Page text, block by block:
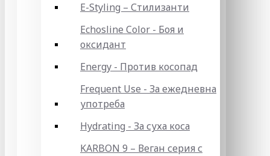
E-Styling – Стилизанти
Echosline Color - Боя и
оксидант
Energy - Против косопад
Frequent Use - За ежедневна
употреба
Hydrating - За суха коса
KARBON 9 – Веган серия с